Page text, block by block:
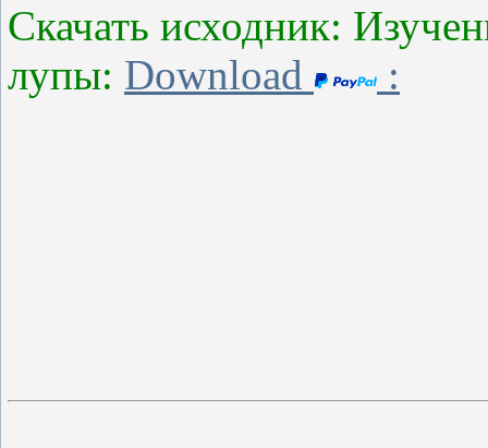
Скачать исходник:
лупы: Download :